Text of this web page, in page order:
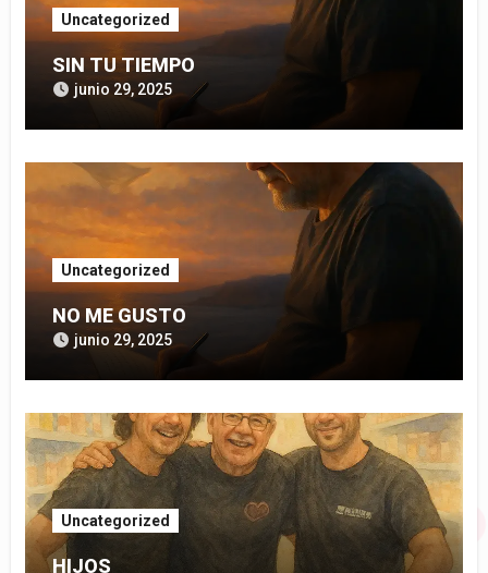
Uncategorized
SIN TU TIEMPO
junio 29, 2025
Uncategorized
NO ME GUSTO
junio 29, 2025
Uncategorized
HIJOS